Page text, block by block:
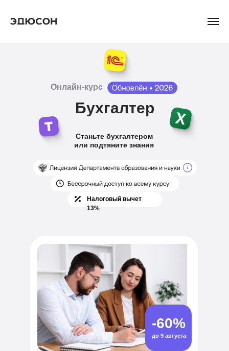
Бухгалтер
-60%
до 9 августа
Станьте бухгалтером
или подтяните знания
Налоговый вычет
13%
Онлайн-курс